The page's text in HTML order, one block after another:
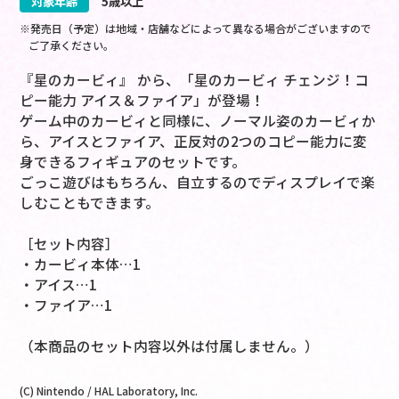
※発売日（予定）は地域・店舗などによって異なる場合がございますので
ご了承ください。
『星のカービィ』 から、「星のカービィ チェンジ！コ
ピー能力 アイス＆ファイア」が登場！
ゲーム中のカービィと同様に、ノーマル姿のカービィか
ら、アイスとファイア、正反対の2つのコピー能力に変
身できるフィギュアのセットです。
ごっこ遊びはもちろん、自立するのでディスプレイで楽
しむこともできます。
［セット内容］
・カービィ本体…1
・アイス…1
・ファイア…1
（本商品のセット内容以外は付属しません。）
(C) Nintendo / HAL Laboratory, Inc.